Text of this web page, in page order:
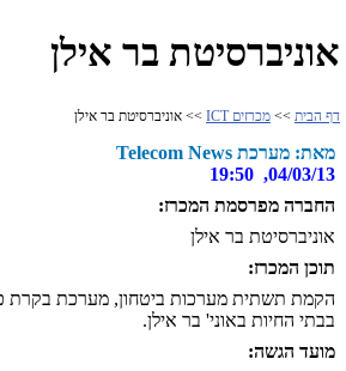
אוניברסיטת בר אילן
דף הבית >> מכרזים ICT >> אוניברסיטת בר אילן
מאת: מערכת Telecom News
04/03/13, 19:50
החברה מפרסמת המכרז:
אוניברסיטת בר אילן
תוכן המכרז:
הקמת תשתית מערכות ביטחון, מערכת בקרת
בבתי החיות באוני' בר אילן.
מועד הגשה: